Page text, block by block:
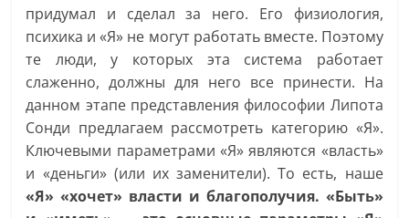
придумал и сделал за него. Его физиология,
психика и «Я» не могут работать вместе. Поэтому
те люди, у которых эта система работает
слаженно, должны для него все принести. На
данном этапе представления философии Липота
Сонди предлагаем рассмотреть категорию «Я».
Ключевыми параметрами «Я» являются «власть»
и «деньги» (или их заменители). То есть, наше
«Я» «хочет» власти и благополучия. «Быть»